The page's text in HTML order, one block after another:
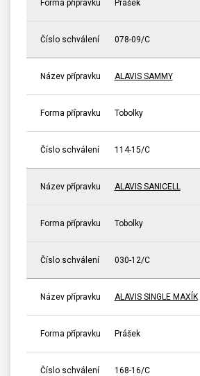
Forma přípravku Prášek
Číslo schválení 078-09/C
Název přípravku ALAVIS SAMMY
Forma přípravku Tobolky
Číslo schválení 114-15/C
Název přípravku ALAVIS SANICELL
Forma přípravku Tobolky
Číslo schválení 030-12/C
Název přípravku ALAVIS SINGLE MAXÍK
Forma přípravku Prášek
Číslo schválení 168-16/C